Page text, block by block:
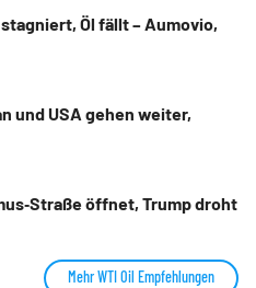
Öl fällt – Aumovio,
und USA gehen weiter,
öffnet, Trump droht
Mehr WTI Oil Empfehlungen